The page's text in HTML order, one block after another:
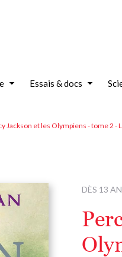
Essais & docs
Jackson et les Olympiens - tome 2 -
DÈS 13